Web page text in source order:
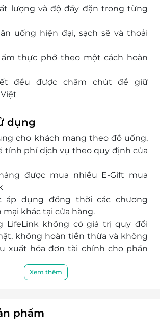
lượng và độ đầy đặn trong từng
uống hiện đại, sạch sẽ và thoải
ẩm thực phở theo một cách hoàn
đều được chăm chút để giữ
LifeLink là lựa chọn thiết thực, dễ
dụng
cho khách mang theo đồ uống,
tính phí dịch vụ theo quy định của
được mua nhiều E-Gift mua
áp dụng đồng thời các chương
khác tại cửa hàng.
LifeLink không có giá trị quy đổi
không hoàn tiền thừa và không
xuất hóa đơn tài chính cho phần
có trách nhiệm bảo mật thông tin
thái "Đã sử dụng" với bất kỳ lý
Xem thêm
phẩm